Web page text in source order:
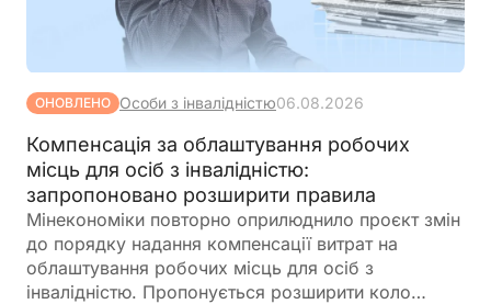
ОНОВЛЕНО Особи з інвалідністю06.08.2026
Компенсація за облаштування робочих
місць для осіб з інвалідністю:
запропоновано розширити правила
Мінекономіки повторно оприлюднило проєкт змін
до порядку надання компенсації витрат на
облаштування робочих місць для осіб з
інвалідністю. Пропонується розширити коло